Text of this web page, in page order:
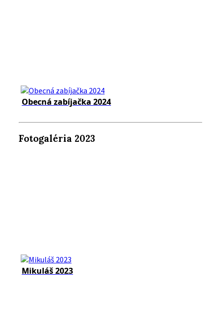
Obecná zabíjačka 2024
Fotogaléria 2023
Mikuláš 2023